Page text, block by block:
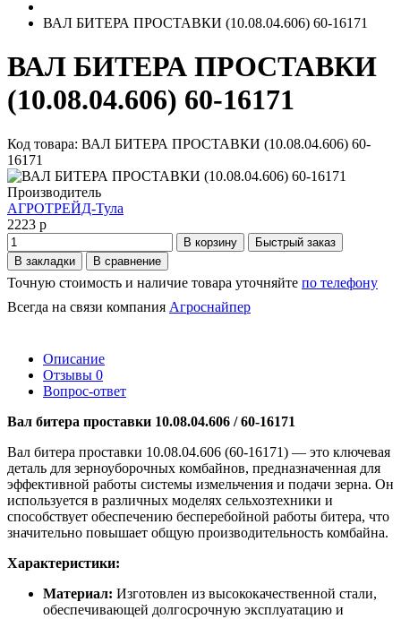
ВАЛ БИТЕРА ПРОСТАВКИ (10.08.04.606) 60-16171
ВАЛ БИТЕРА ПРОСТАВКИ
(10.08.04.606) 60-16171
Код товара: ВАЛ БИТЕРА ПРОСТАВКИ (10.08.04.606) 60-
16171
Производитель
АГРОТРЕЙД-Тула
2223 р
В корзину
Быстрый заказ
В закладки
В сравнение
Точную стоимость и наличие товара уточняйте по телефону
Всегда на связи компания Агроснайпер
Описание
Отзывы 0
Вопрос-ответ
Вал битера проставки 10.08.04.606 / 60-16171
Вал битера проставки 10.08.04.606 (60-16171) — это ключевая
деталь для зерноуборочных комбайнов, предназначенная для
эффективной работы системы измельчения и подачи зерна. Он
используется в различных моделях сельхозтехники и
способствует обеспечению бесперебойной работы битера, что
значительно повышает общую производительность комбайна.
Характеристики:
Материал: Изготовлен из высококачественной стали,
обеспечивающей долгосрочную эксплуатацию и